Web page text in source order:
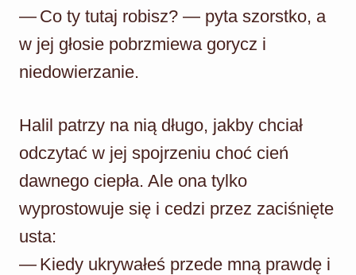
— Co ty tutaj robisz? — pyta szorstko, a
w jej głosie pobrzmiewa gorycz i
niedowierzanie.
Halil patrzy na nią długo, jakby chciał
odczytać w jej spojrzeniu choć cień
dawnego ciepła. Ale ona tylko
wyprostowuje się i cedzi przez zaciśnięte
usta:
— Kiedy ukrywałeś przede mną prawdę i